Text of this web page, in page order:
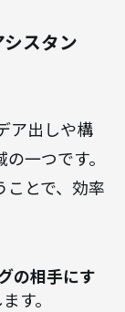
スタン
ア出しや構
一つです。
ことで、効率
の相手にす
す。